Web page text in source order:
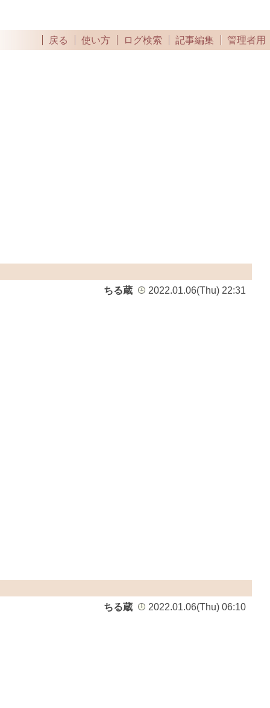
戻る 使い方 ログ検索 記事編集 管理者用
ちる蔵
2022.01.06(Thu) 22:31
ちる蔵
2022.01.06(Thu) 06:10